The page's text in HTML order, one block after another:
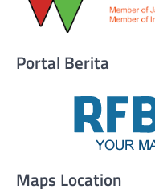
Portal Berita
Maps Location